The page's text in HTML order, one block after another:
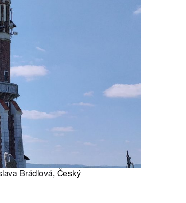
Brádlová, Český